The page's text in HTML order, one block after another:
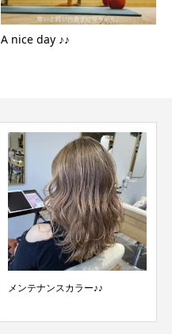
A nice day ♪♪
メンテナンスカラー♪♪